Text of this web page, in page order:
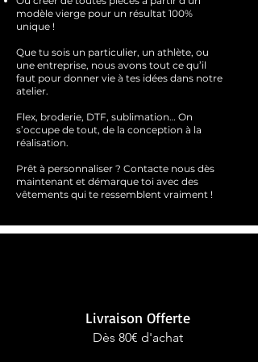
modèle vierge pour un résultat 100%
unique !
Que tu sois un particulier, un athlète, ou
une entreprise, nous avons tout ce qu’il
faut pour donner vie à tes idées dans notre
atelier.
Flex, broderie, DTF, sublimation… On
s’occupe de tout, de la conception à la
réalisation.
Prêt à personnaliser ? Contacte nous dès
maintenant et démarque toi avec des
vêtements qui te ressemblent vraiment !
Livraison Offerte
Dès 80€ d'achat